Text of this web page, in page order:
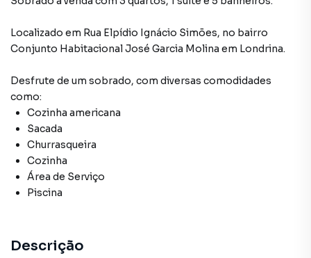
Localizado em Rua Elpídio Ignácio Simões, no bairro
Conjunto Habitacional José Garcia Molina em Londrina.
Desfrute de um sobrado, com diversas comodidades
como:
Cozinha americana
Sacada
Churrasqueira
Cozinha
Área de Serviço
Piscina
Descrição